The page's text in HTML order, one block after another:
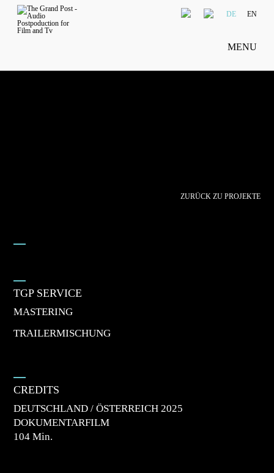
DE EN
MENU
ZURÜCK ZU PROJEKTE
TGP SERVICE
MASTERING
TRAILERMISCHUNG
CREDITS
DEUTSCHLAND / ÖSTERREICH 2025
DOKUMENTARFILM
104 Min.